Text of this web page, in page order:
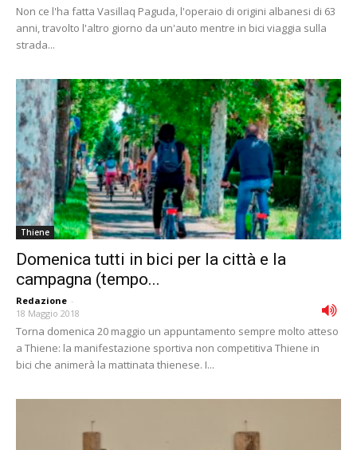
Non ce l'ha fatta Vasillaq Paguda, l'operaio di origini albanesi di 63
anni, travolto l'altro giorno da un'auto mentre in bici viaggia sulla
strada...
Thiene
Domenica tutti in bici per la città e la
campagna (tempo...
Redazione -
18 Maggio 2018
Torna domenica 20 maggio un appuntamento sempre molto atteso
a Thiene: la manifestazione sportiva non competitiva Thiene in
bici che animerà la mattinata thienese. I...